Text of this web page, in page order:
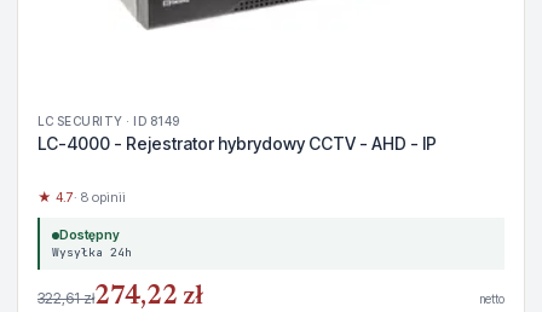
LC SECURITY · ID 8149
LC-4000 - Rejestrator hybrydowy CCTV - AHD - IP
★ 4.7· 8 opinii
Dostępny
Wysyłka 24h
322,61 zł274,22 zł netto